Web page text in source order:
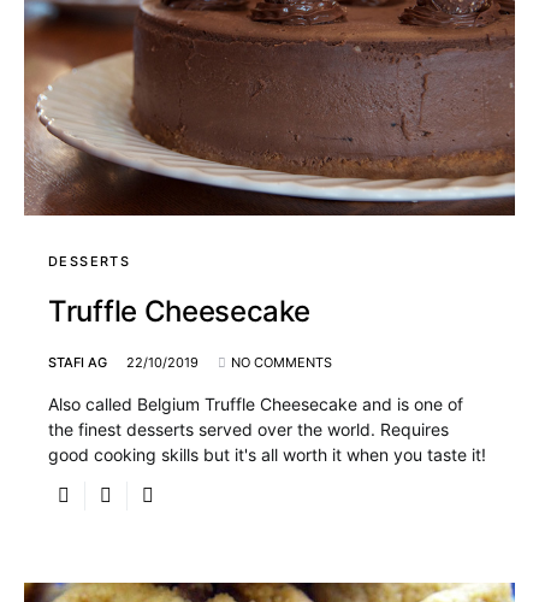
DESSERTS
Truffle Cheesecake
STAFI AG 22/10/2019 NO COMMENTS
Also called Belgium Truffle Cheesecake and is one of
the finest desserts served over the world. Requires
good cooking skills but it's all worth it when you taste it!